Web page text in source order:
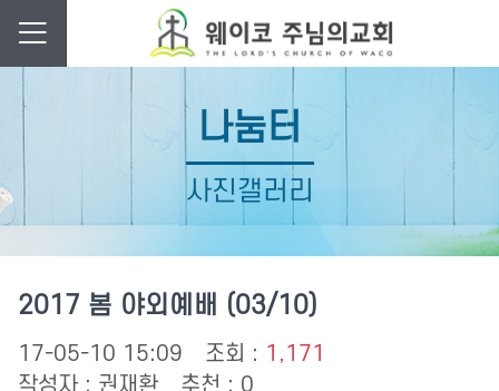
나눔터
사진갤러리
2017 봄 야외예배 (03/10)
17-05-10 15:09 조회 : 1,171
작성자 : 권재환 추천 : 0